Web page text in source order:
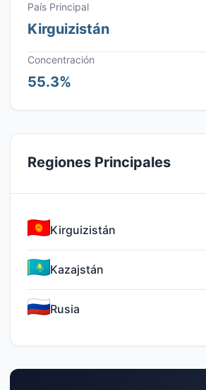
País Principal
Kirguizistán
Concentración
55.3%
Regiones Principales
Kirguizistán
Kazajstán
Rusia